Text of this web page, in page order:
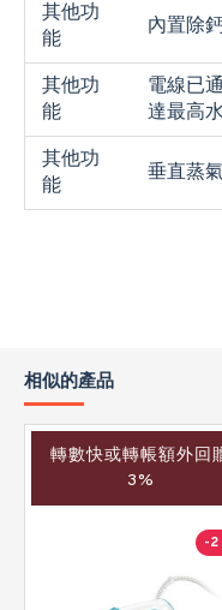
其他功
能
內置除
其他功
能
電線已
達最高
其他功
能
垂直蒸
相似的產品
轉數快或轉帳額外回
3%
-2